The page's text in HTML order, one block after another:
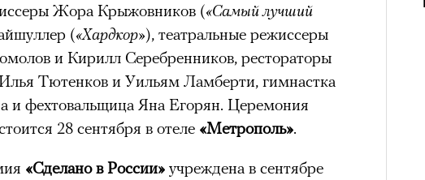
Жора Крыжовников («Самый лучший
(«Хардкор»), театральные режиссеры
и Кирилл Серебренников, рестораторы
Тютенков и Уильям Ламберти, гимнастка
и фехтовальщица Яна Егорян. Церемония
28 сентября в отеле «Метрополь».
«Сделано в России» учреждена в сентябре